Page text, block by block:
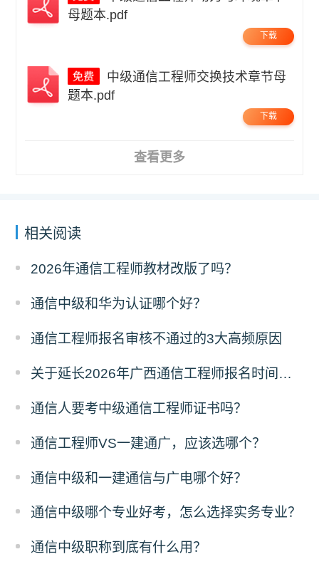
母题本.pdf
下载
题本.pdf
下载
查看更多
相关阅读
2026年通信工程师教材改版了吗？
通信中级和华为认证哪个好？
通信工程师报名审核不通过的3大高频原因
关于延长2026年广西通信工程师报名时间的通知
通信人要考中级通信工程师证书吗？
通信工程师VS一建通广，应该选哪个？
通信中级和一建通信与广电哪个好？
通信中级哪个专业好考，怎么选择实务专业？
通信中级职称到底有什么用？